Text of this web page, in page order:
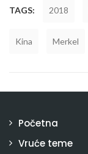
TAGS: 2018
Kina Merkel
Početna
Vruće teme